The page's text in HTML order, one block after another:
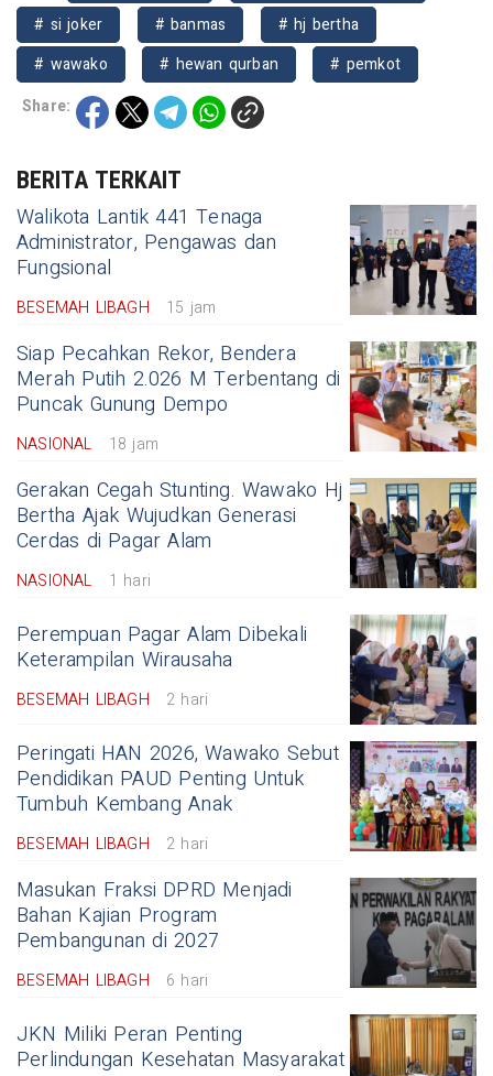
# si joker
# banmas
# hj bertha
# wawako
# hewan qurban
# pemkot
Share:
BERITA TERKAIT
Walikota Lantik 441 Tenaga
Administrator, Pengawas dan
Fungsional
BESEMAH LIBAGH 15 jam
Siap Pecahkan Rekor, Bendera
Merah Putih 2.026 M Terbentang di
Puncak Gunung Dempo
NASIONAL 18 jam
Gerakan Cegah Stunting. Wawako Hj
Bertha Ajak Wujudkan Generasi
Cerdas di Pagar Alam
NASIONAL 1 hari
Perempuan Pagar Alam Dibekali
Keterampilan Wirausaha
BESEMAH LIBAGH 2 hari
Peringati HAN 2026, Wawako Sebut
Pendidikan PAUD Penting Untuk
Tumbuh Kembang Anak
BESEMAH LIBAGH 2 hari
Masukan Fraksi DPRD Menjadi
Bahan Kajian Program
Pembangunan di 2027
BESEMAH LIBAGH 6 hari
JKN Miliki Peran Penting
Perlindungan Kesehatan Masyarakat